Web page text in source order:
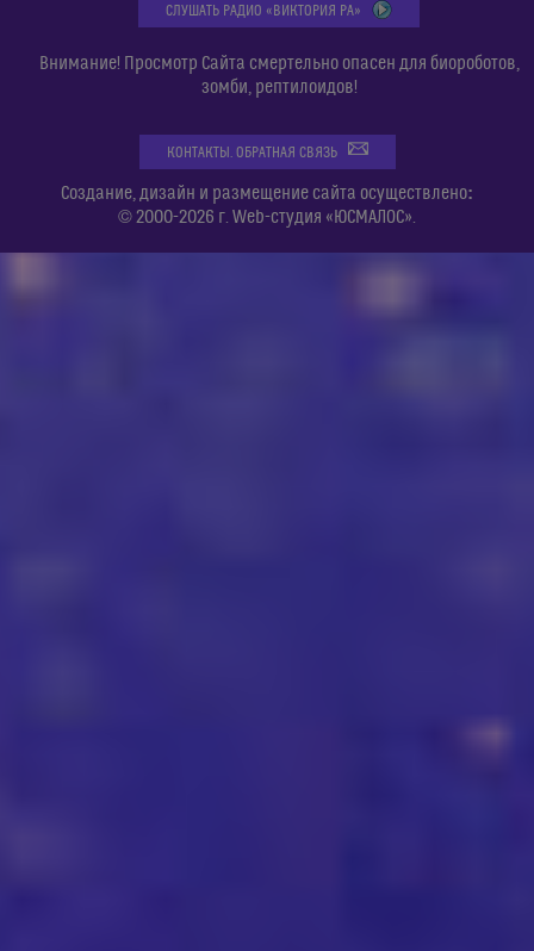
СЛУШАТЬ РАДИО «ВИКТОРИЯ РА»
Внимание! Просмотр Сайта смертельно опасен для биороботов,
зомби, рептилоидов!
КОНТАКТЫ. ОБРАТНАЯ СВЯЗЬ
Создание, дизайн и размещение сайта осуществлено:
© 2000-2026 г. Web-студия «ЮСМАЛОС».